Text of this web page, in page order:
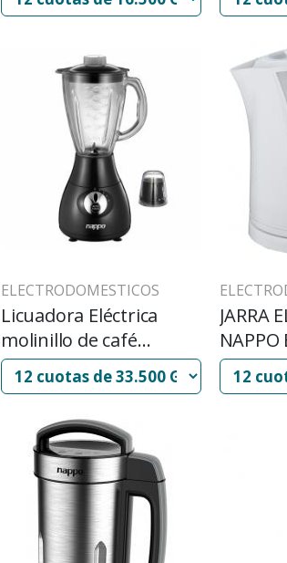
ELECTRODOMESTICOS
Licuadora Eléctrica
molinillo de café
NAPPO NEL-44
JARRA
NAPPO
032